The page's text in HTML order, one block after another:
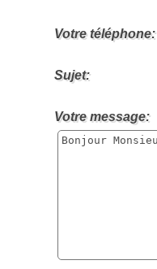
Votre téléphone:
Sujet:
Votre message: